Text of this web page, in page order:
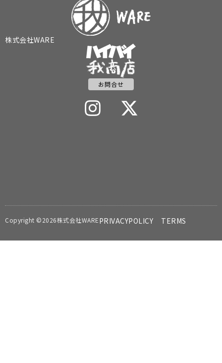
株式会社WARE
お問合せ
Copyright ©2026株式会社WAREPRIVACYPOLICY TERMS